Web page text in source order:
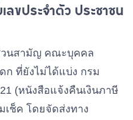
ระชาชน
เงินฝาก
ธนาคาร
หลังจาก
ได้รับ
ประชาชน
กับ บัญชี
เงินฝาก
ธนาคาร
ขประจำตัว ประชาชน
นสามัญ คณะบุคคล
ที่ยังไม่ได้แบ่ง กรม
(หนังสือแจ้งคืนเงินภาษี
เช็ค โดยจัดส่งทาง